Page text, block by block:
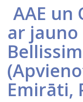
AAE un
ar
(
Emirāti,